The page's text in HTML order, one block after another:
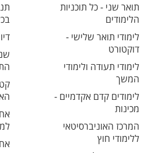
תואר שני - כל תוכניות
הלימודים
לימודי תואר שלישי -
דוקטורט
לימודי תעודה ולימודי
המשך
לימודים קדם אקדמיים -
מכינות
המרכז האוניברסיטאי
ללימודי חוץ